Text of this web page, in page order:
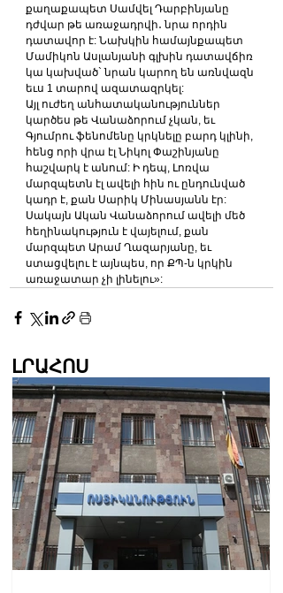
քաղաքապետ Սամվել Դարբինյանը
դժվար թե առաջադրվի․ նրա որդին
դատավոր է: Նախկին համայնքապետ
Մամիկոն Ասլանյանի գլխին դատավճիռ
կա կախված` նրան կարող են առնվազն
եւս 1 տարով ազատազրկել:
Այլ ուժեղ անհատականություններ
կարծես թե Վանաձորում չկան, եւ
Գյումրու ֆենոմենը կրկնելը բարդ կլինի,
հենց որի վրա էլ Նիկոլ Փաշինյանը
հաշվարկ է անում: Ի դեպ, Լոռվա
մարզպետն էլ ավելի հին ու ընդունված
կադր է, քան Սարիկ Մինասյանն էր:
Սակայն Ական Վանաձորում ավելի մեծ
հեղինակություն է վայելում, քան
մարզպետ Արամ Ղազարյանը, եւ
ստացվելու է այնպես, որ ՔՊ-ն կրկին
առաջատար չի լինելու»:
ԼՐԱՀՈՍ